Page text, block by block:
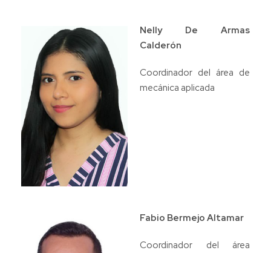
Nelly De Armas
Calderón
Coordinador del área de
mecánica aplicada
Fabio Bermejo Altamar
Coordinador del área